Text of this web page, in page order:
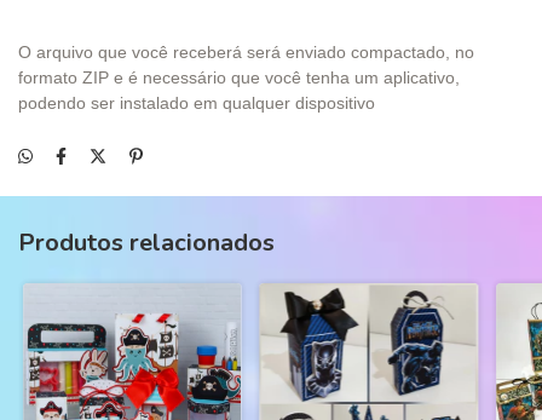
O arquivo que você receberá será enviado compactado, no
formato ZIP e é necessário que você tenha um aplicativo,
podendo ser instalado em qualquer dispositivo
Produtos relacionados